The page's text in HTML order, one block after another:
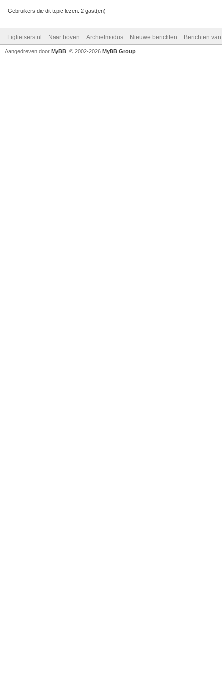
Gebruikers die dit topic lezen: 2 gast(en)
Ligfietsers.nl Naar boven Archiefmodus Nieuwe berichten Berichten
Aangedreven door MyBB , © 2002-2026 MyBB Group